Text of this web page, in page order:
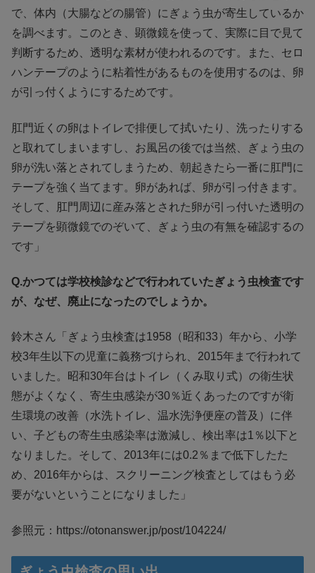
で、体内（大腸などの腸管）にぎょう虫が寄生しているか
を調べます。このとき、顕微鏡を使って、実際に目で見て
判断するため、透明な素材が使われるのです。また、セロ
ハンテープのように粘着性があるものを使用するのは、卵
が引っ付くようにするためです。
肛門近くの卵はトイレで排便して拭いたり、洗ったりする
と取れてしまいますし、お風呂の後では当然、ぎょう虫の
卵が洗い落とされてしまうため、朝起きたら一番に肛門に
テープを強く当てます。卵があれば、卵が引っ付きます。
そして、肛門周辺に産み落とされた卵が引っ付いた透明の
テープを顕微鏡でのぞいて、ぎょう虫の有無を確認するの
です」
Q.かつては学校検診などで行われていたぎょう虫検査です
が、なぜ、廃止になったのでしょうか。
鈴木さん「ぎょう虫検査は1958（昭和33）年から、小学
校3年生以下の児童に義務づけられ、2015年まで行われて
いました。昭和30年台はトイレ（くみ取り式）の衛生状
態がよくなく、寄生虫感染が30％近くあったのですが衛
生環境の改善（水洗トイレ、温水洗浄便座の普及）に伴
い、子どもの寄生虫感染率は激減し、検出率は1％以下と
なりました。そして、2013年には0.2％まで低下したた
め、2016年からは、スクリーニング検査としてはもう必
要がないということになりました」
参照元：https://otonanswer.jp/post/104224/